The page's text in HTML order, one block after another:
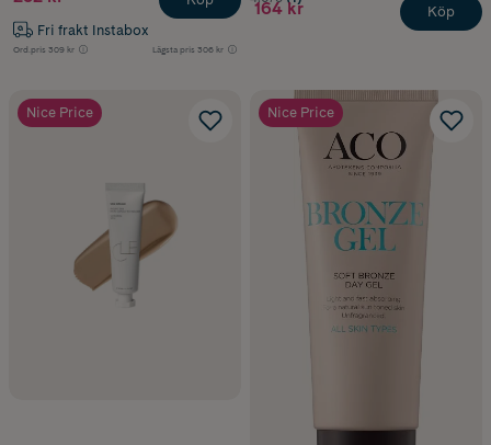
Fri frakt Instabox
Ord.pris 309 kr Lägsta pris 306 kr
164 kr Köp
Nice Price Nice Price